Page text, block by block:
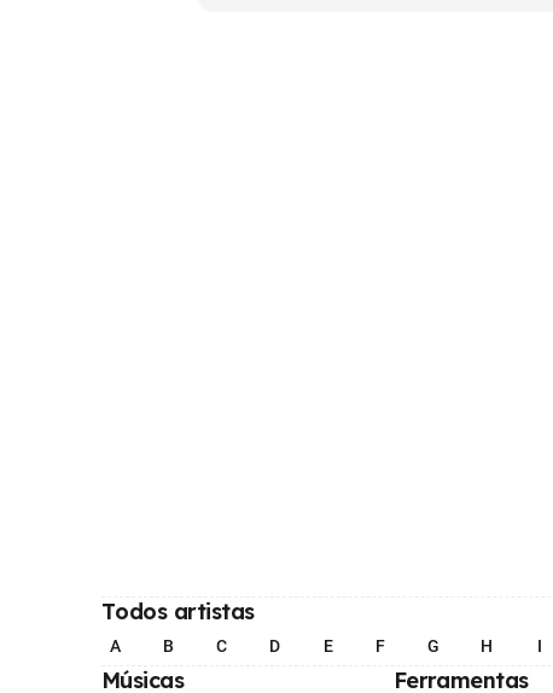
Todos artistas
A B C D E F G H I
Músicas Ferramentas